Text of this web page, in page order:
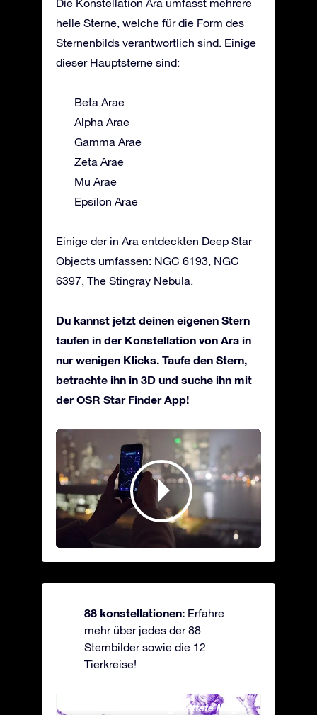
Die Konstellation Ara umfasst mehrere
helle Sterne, welche für die Form des
Sternenbilds verantwortlich sind. Einige
dieser Hauptsterne sind:
Beta Arae
Alpha Arae
Gamma Arae
Zeta Arae
Mu Arae
Epsilon Arae
Einige der in Ara entdeckten Deep Star
Objects umfassen: NGC 6193, NGC
6397, The Stingray Nebula.
Du kannst jetzt deinen eigenen Stern
taufen in der Konstellation von Ara in
nur wenigen Klicks. Taufe den Stern,
betrachte ihn in 3D und suche ihn mit
der OSR Star Finder App!
88 konstellationen: Erfahre
mehr über jedes der 88
Sternbilder sowie die 12
Tierkreise!
Andromeda - Die angekettete Magd